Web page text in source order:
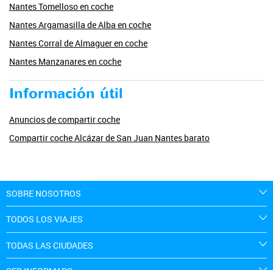
Nantes Tomelloso en coche
Nantes Argamasilla de Alba en coche
Nantes Corral de Almaguer en coche
Nantes Manzanares en coche
Información útil
Anuncios de compartir coche
Compartir coche Alcázar de San Juan Nantes barato
SOBRE NOSOTROS
TODOS LOS VIAJES
TODAS LAS CIUDADES